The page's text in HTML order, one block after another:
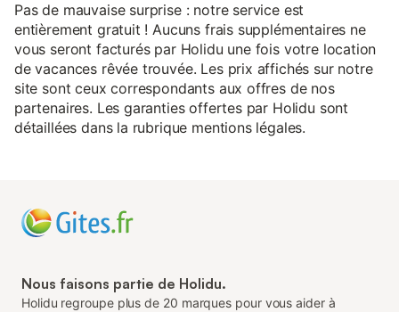
Pas de mauvaise surprise : notre service est
entièrement gratuit ! Aucuns frais supplémentaires ne
vous seront facturés par Holidu une fois votre location
de vacances rêvée trouvée. Les prix affichés sur notre
site sont ceux correspondants aux offres de nos
partenaires. Les garanties offertes par Holidu sont
détaillées dans la rubrique mentions légales.
Nous faisons partie de Holidu.
Holidu regroupe plus de 20 marques pour vous aider à